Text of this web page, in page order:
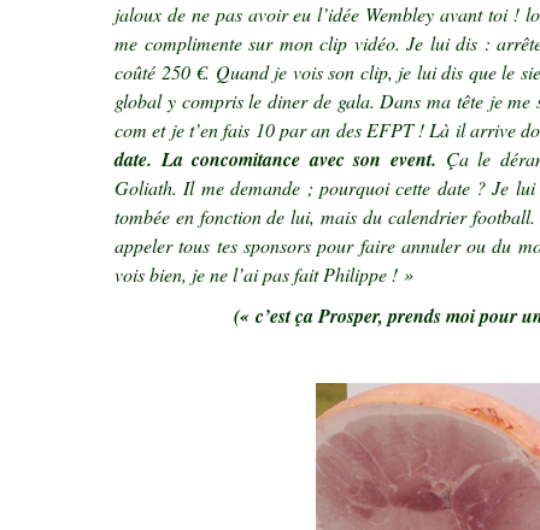
jaloux de ne pas avoir eu l’idée Wembley avant toi
me complimente sur mon clip vidéo. Je lui dis :
coûté 250 €. Quand je vois son clip, je lui dis que le
global y compris le diner de gala. Dans ma tête je me
com et je t’en fais 10 par an des EFPT ! Là il arrive
date. La concomitance avec son event. Ça le
Goliath. Il me demande ; pourquoi cette date ? Je lui
tombée en fonction de lui, mais du calendrier
appeler tous tes sponsors pour faire annuler ou du
vois bien, je ne l’ai pas fait Philippe ! »
(« c’est ça Prosper, prends moi pour